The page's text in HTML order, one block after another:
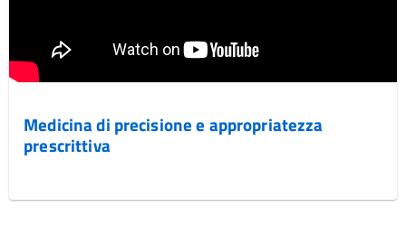
Medicina di precisione e appropriatezza
prescrittiva